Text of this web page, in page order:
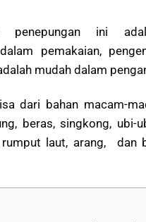
penepungan ini
pemakaian,
mudah dalam
dari bahan macam-
beras, singkong, ubi-
rumput laut, arang, dan